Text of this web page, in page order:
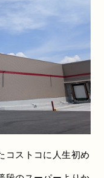
コストコに人生初め